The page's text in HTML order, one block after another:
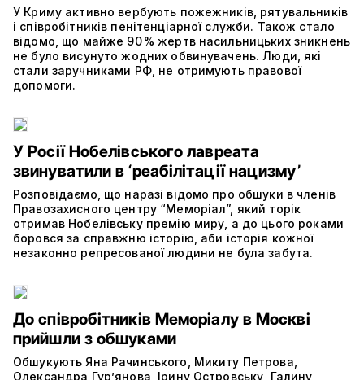
У Криму активно вербують пожежників, рятувальників
і співробітників пенітенціарної служби. Також стало
відомо, що майже 90 % жертв насильницьких зникнень
не було висунуто жодних обвинувачень. Люди, які
стали заручниками РФ, не отримують правової
допомоги.
У Росії Нобелівського лавреата
звинуватили в ‘реабілітації нацизму’
Розповідаємо, що наразі відомо про обшуки в членів
Правозахисного центру “Меморіал”, який торік
отримав Нобелівську премію миру, а до цього роками
боровся за справжню історію, аби історія кожної
незаконно репресованої людини не була забута.
До співробітників Меморіалу в Москві
прийшли з обшуками
Обшукують Яна Рачинського, Микиту Петрова,
Олександра Гур’янова, Ірину Островську, Галину